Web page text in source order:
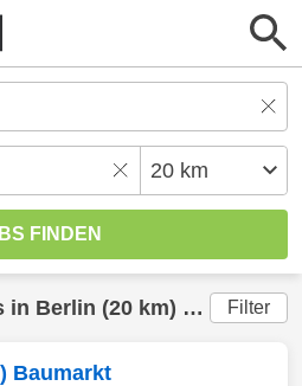
in Berlin (20 km) gefunden Filter
Baumarkt